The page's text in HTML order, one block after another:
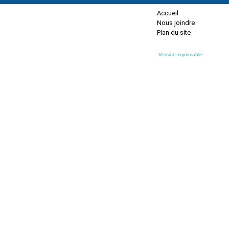
Accueil
Nous joindre
Plan du site
Version imprimable